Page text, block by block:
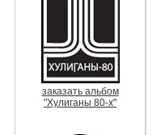
заказать альбом
"Хулиганы 80-х"